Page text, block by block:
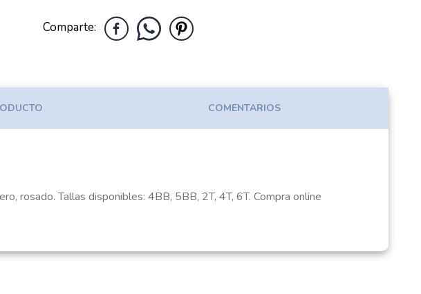
Comparte
COMENTARIOS
rosado. Tallas disponibles: 4BB, 5BB, 2T, 4T, 6T. Compra online